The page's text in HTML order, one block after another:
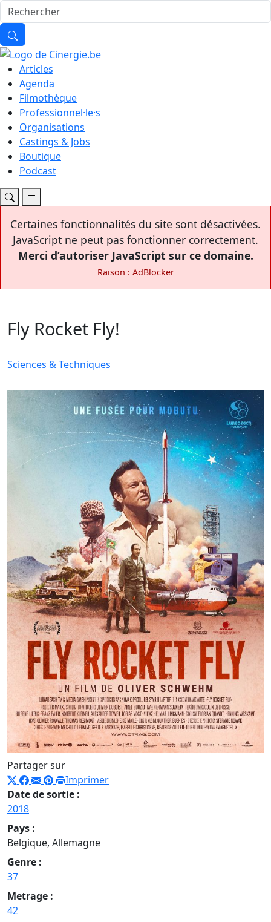
Articles
Agenda
Filmothèque
Professionnel·le·s
Organisations
Castings & Jobs
Boutique
Podcast
Certaines fonctionnalités du site sont désactivées.
JavaScript ne peut pas fonctionner correctement.
Merci d’autoriser JavaScript sur ce domaine.
Raison : AdBlocker
Fly Rocket Fly!
Sciences & Techniques
Partager sur
Imprimer
Date de sortie :
2018
Pays :
Belgique, Allemagne
Genre :
37
Metrage :
42